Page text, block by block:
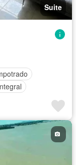
Suite
Seguridad